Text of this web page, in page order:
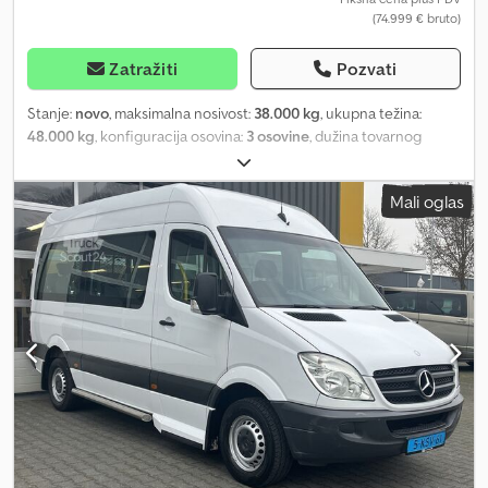
(74.999 € bruto)
Zatražiti Pozvati
Stanje: novo, maksimalna nosivost: 38.000 kg, ukupna težina:
48.000 kg, konfiguracija osovina: 3 osovine, dužina tovarnog
, širina utovarnog prostora:
ukupna širina:2.540 mm, ukupna visina:3.780 mm, Godina
proizvodnje: 2026, Oprema:
, * Humbaur HTS 30 K * Teški
polupriključak * Niskopodni prikolica * NOVO * Odmah dostupno
* Potpuno pocinkovano * Stabilna konstrukcija * Ukupne
dimenzije: 12630mm x 2540mm x 3780mm * Unutrašnje dimenzije:
12000mm x 2540mm * Visina utovara: 890mm * Visina sedla:
1230mm * Sedišna platforma: 3500mm * Niskopodno: 8680mm *
Dozvoljena ukupna masa: 48.000kg * Nosivost: 38.000kg *
Pneumatici: 235/75R17,5 * SAF niskopodne osovine sa podiznom i
pratećom osovinom * Vazdušno ogibljenje sa funkcijom podizanja
i spuštanja * Duple gume * EBS kočioni sistem * 24-voltni
svetlosni sistem * LED bočna poziciona svetla * Wabco Smart
Board * King pin 2 inča * Šasija vruće cinčana uranjanjem *
Masivni, zavareni ram šasije * Protivklizne letvice na prilaznoj rampi
Mali oglas